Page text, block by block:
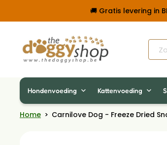
🚚 Gratis levering in
Hondenvoeding Kattenvoeding
Home > Carnilove Dog - Freeze Dried